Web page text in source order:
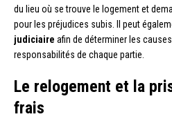
du lieu où se trouve le logement et
pour les préjudices subis. Il peut
judiciaire afin de déterminer les
responsabilités de chaque partie.
Le relogement et la
frais